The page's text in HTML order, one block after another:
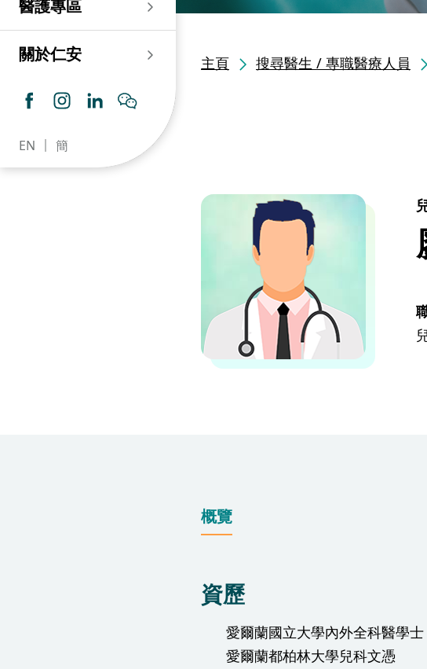
老人科
血液及血液腫瘤科
感染及傳染病科
耳鼻喉科
兒科
心理衛生服務 / 精神科
傷口及造口專科護理服
務
藥房​
仁安心臟中心
內分泌及糖尿專科診
仁安眼科中心
醫護專區
關於仁安
EN 簡
主頁 搜尋醫生 / 專職醫療人員
概覽
資歷
愛爾蘭國立大學內外全科醫學士
愛爾蘭都柏林大學兒科文憑